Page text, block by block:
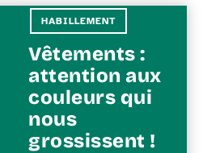
HABILLEMENT
Vêtements :
attention aux
couleurs qui
nous
grossissent !